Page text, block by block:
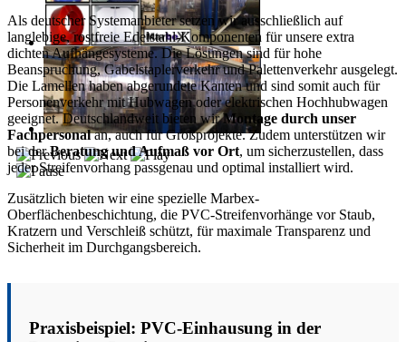
Als deutscher Systemanbieter setzen wir ausschließlich auf
langlebige, rostfreie Edelstahl-Komponenten für unsere extra
dichten Aufhängesysteme. Die Lösungen sind für hohe
Beanspruchung, Gabelstaplerverkehr und Palettenverkehr ausgelegt.
Die Lamellen haben abgerundete Kanten und sind somit auch für
Personenverkehr mit Hubwagen oder elektrischen Hochhubwagen
geeignet. Deutschlandweit bieten wirMontage durch unser
Fachpersonalan, auch für Großprojekte. Zudem unterstützen wir
bei derBeratung und Aufmaß vor Ort, um sicherzustellen, dass
jeder Streifenvorhang passgenau und optimal installiert wird.
Zusätzlich bieten wir eine spezielle Marbex-
Oberflächenbeschichtung, die PVC-Streifenvorhänge vor Staub,
Kratzern und Verschleiß schützt, für maximale Transparenz und
Sicherheit im Durchgangsbereich.
Praxisbeispiel: PVC-Einhausung in der